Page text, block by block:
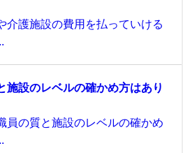
介護施設の費用を払っていける
施設のレベルの確かめ方はあり
員の質と施設のレベルの確かめ